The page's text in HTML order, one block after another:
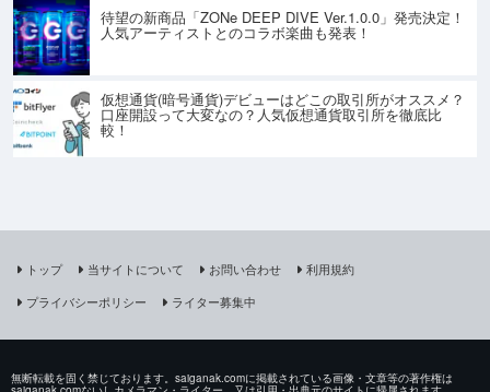
待望の新商品「ZONe DEEP DIVE Ver.1.0.0」発売決定！
人気アーティストとのコラボ楽曲も発表！
仮想通貨(暗号通貨)デビューはどこの取引所がオススメ？
口座開設って大変なの？人気仮想通貨取引所を徹底比
較！
トップ 当サイトについて お問い合わせ
利用規約
プライバシーポリシー
ライター募集中
無断転載を固く禁じております。saiganak.comに掲載されている画像・文章等の著作権は